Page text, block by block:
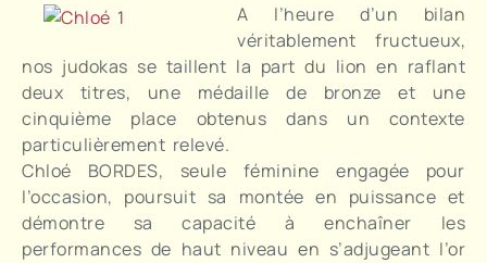
A l’heure d’un bilan
véritablement fructueux,
nos judokas se taillent la part du lion en raflant
deux titres, une médaille de bronze et une
cinquième place obtenus dans un contexte
particulièrement relevé.
Chloé BORDES, seule féminine engagée pour
l’occasion, poursuit sa montée en puissance et
démontre sa capacité à enchaîner les
performances de haut niveau en s’adjugeant l’or